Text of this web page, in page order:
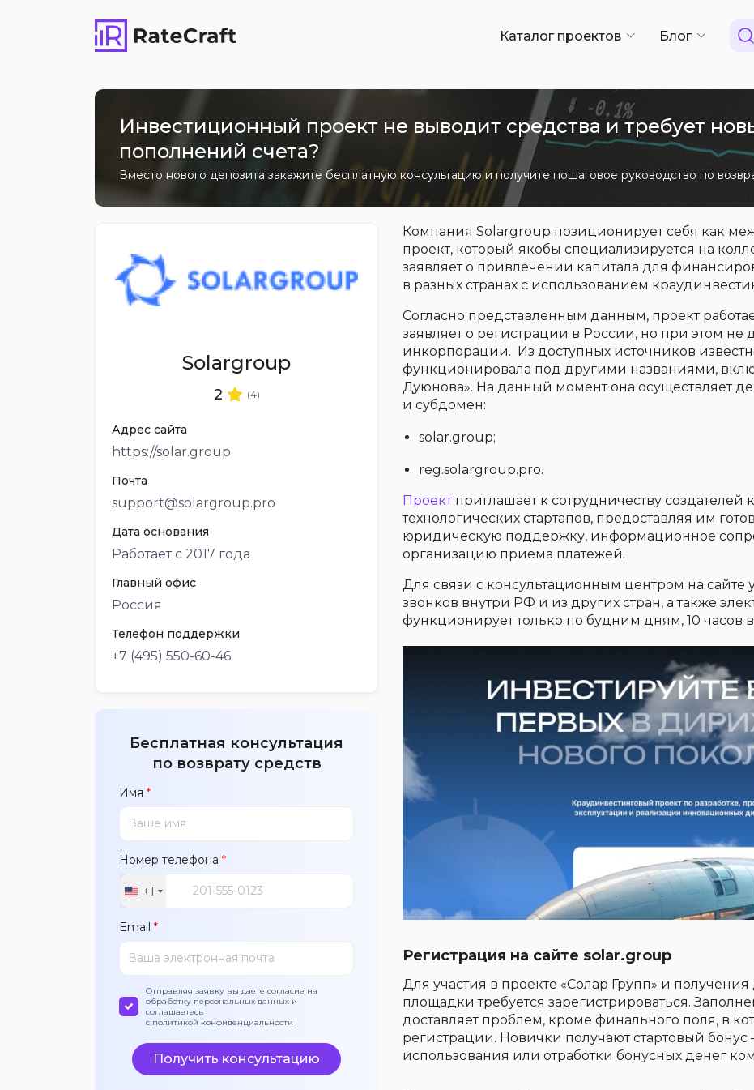
Каталог проектов Блог
Инвестиционный проект не выводит средства и требует
пополнений счета?
Вместо нового депозита закажите бесплатную консультацию и получите пошаговое руководство по
Solargroup
2 (4)
Адрес сайта
https://solar.group
Почта
support@solargroup.pro
Дата основания
Работает с 2017 года
Главный офис
Россия
Телефон поддержки
+7 (495) 550-60-46
Бесплатная консультация
по возврату средств
Имя *
Номер телефона *
United
+1
+1
Email *
Отправляя заявку вы даете согласие на
обработку персональных данных и
соглашаетесь
с политикой конфиденциальности
Получить консультацию
Компания Solargroup позиционирует себя как
проект, который якобы специализируется на
заявляет о привлечении капитала для
в разных странах с использованием
Согласно представленным данным, проект
заявляет о регистрации в России, но при этом не
инкорпорации. Из доступных источников
функционировала под другими названиями,
Дуюнова». На данный момент она осуществляет
и субдомен:
solar.group;
reg.solargroup.pro.
Проектприглашает к сотрудничеству создателей
технологических стартапов, предоставляя им
юридическую поддержку, информационное
организацию приема платежей.
Для связи с консультационным центром на сайте
звонков внутри РФ и из других стран, а также
функционирует только по будним дням, 10 часов
Регистрация на сайте solar.group
Для участия в проекте «Солар Групп» и
площадки требуется зарегистрироваться.
доставляет проблем, кроме финального поля, в
регистрации. Новички получают стартовый
использования или отработки бонусных денег